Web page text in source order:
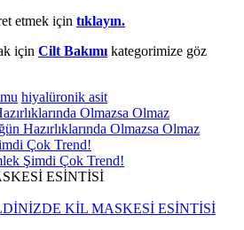
etmek için tıklayın.
için Cilt Bakımı kategorimize göz
hiyalüronik asit
Hazırlıklarında Olmazsa Olmaz
Şimdi Çok Trend!
KİL MASKESİ ESİNTİSİ